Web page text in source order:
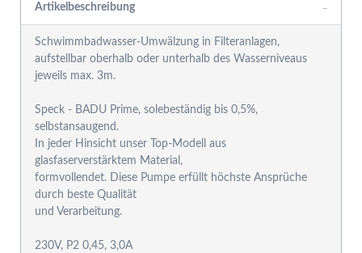
Artikelbeschreibung
Schwimmbadwasser-Umwälzung in Filteranlagen,
aufstellbar oberhalb oder unterhalb des Wasserniveaus
jeweils max. 3m.
Speck - BADU Prime, solebeständig bis 0,5%,
selbstansaugend.
In jeder Hinsicht unser Top-Modell aus
glasfaserverstärktem Material,
formvollendet. Diese Pumpe erfüllt höchste Ansprüche
durch beste Qualität
und Verarbeitung.
230V, P2 0,45, 3,0A